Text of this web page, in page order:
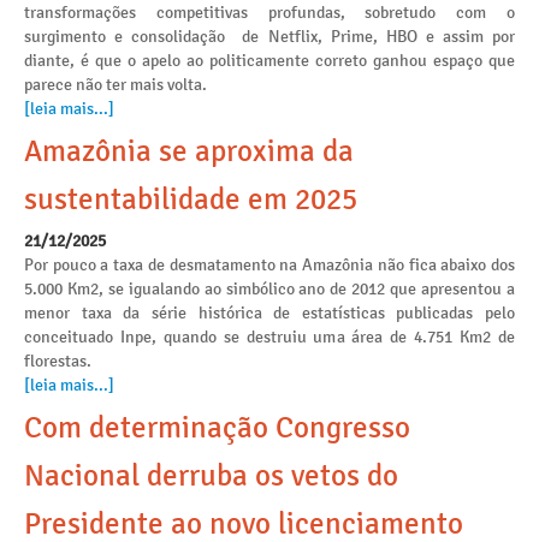
transformações competitivas profundas, sobretudo com o
surgimento e consolidação de Netflix, Prime, HBO e assim por
diante, é que o apelo ao politicamente correto ganhou espaço que
parece não ter mais volta.
[leia mais...]
Amazônia se aproxima da
sustentabilidade em 2025
21/12/2025
Por pouco a taxa de desmatamento na Amazônia não fica abaixo dos
5.000 Km2, se igualando ao simbólico ano de 2012 que apresentou a
menor taxa da série histórica de estatísticas publicadas pelo
conceituado Inpe, quando se destruiu uma área de 4.751 Km2 de
florestas.
[leia mais...]
Com determinação Congresso
Nacional derruba os vetos do
Presidente ao novo licenciamento